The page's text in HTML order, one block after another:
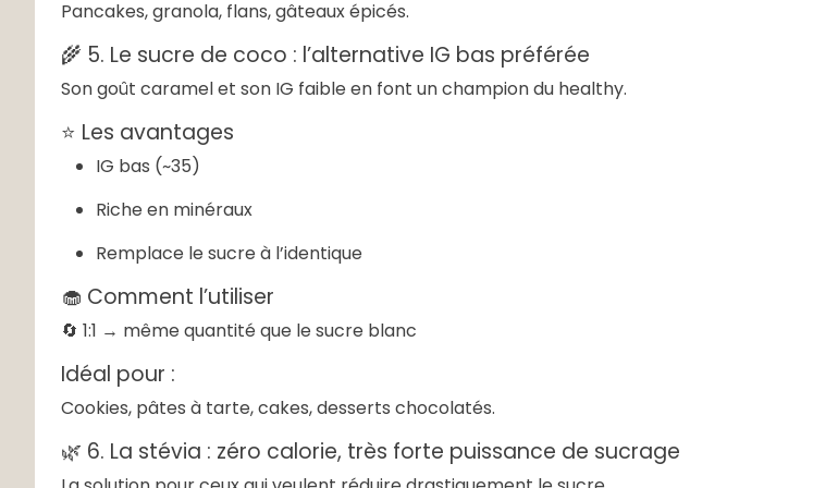
Pancakes, granola, flans, gâteaux épicés.
🌾 5. Le sucre de coco : l’alternative IG bas préférée
Son goût caramel et son IG faible en font un champion du healthy.
⭐ Les avantages
IG bas (~35)
Riche en minéraux
Remplace le sucre à l’identique
🧁 Comment l’utiliser
🔄 1:1 → même quantité que le sucre blanc
Idéal pour :
Cookies, pâtes à tarte, cakes, desserts chocolatés.
🌿 6. La stévia : zéro calorie, très forte puissance de sucrage